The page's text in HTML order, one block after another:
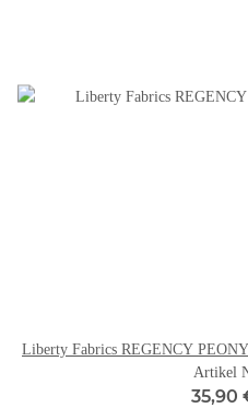
Liberty Fabrics REGENCY
Artikel
35,90